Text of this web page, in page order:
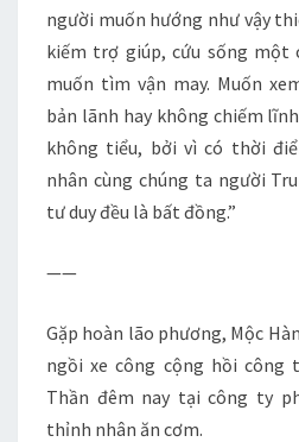
người muốn hướng như vậy
kiếm trợ giúp, cứu sống một
muốn tìm vận may. Muốn
bản lãnh hay không chiếm
không tiểu, bởi vì có thời
nhân cùng chúng ta người
tư duy đều là bất đồng.”
——
Gặp hoàn lão phương, Mộc
ngồi xe công cộng hồi công
Thần đêm nay tại công ty
thỉnh nhân ăn cơm.